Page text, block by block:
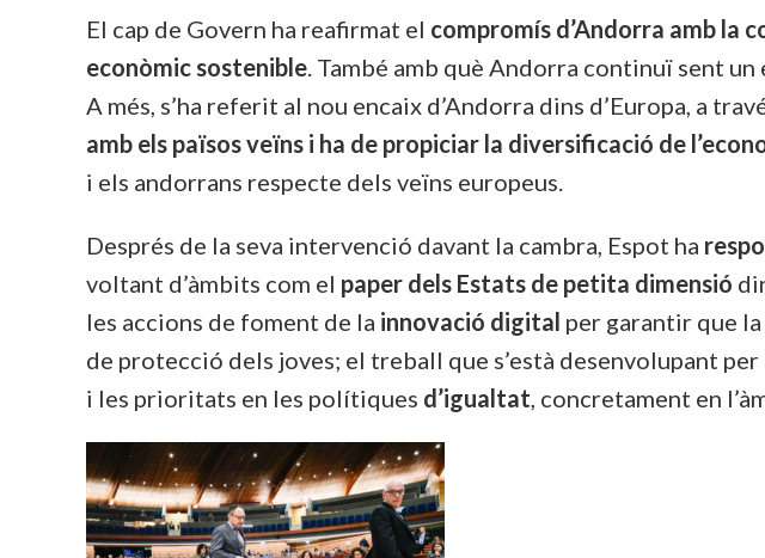
El cap de Govern ha reafirmat el compromís d’Andorra amb la
econòmic sostenible. També amb què Andorra continuï sent
A més, s’ha referit al nou encaix d’Andorra dins d’Europa, a
amb els països veïns i ha de propiciar la diversificació de
i els andorrans respecte dels veïns europeus.
Després de la seva intervenció davant la cambra, Espot ha
voltant d’àmbits com el paper dels Estats de petita dimensió
les accions de foment de la innovació digital per garantir que
de protecció dels joves; el treball que s’està desenvolupant
i les prioritats en les polítiques d’igualtat, concretament en